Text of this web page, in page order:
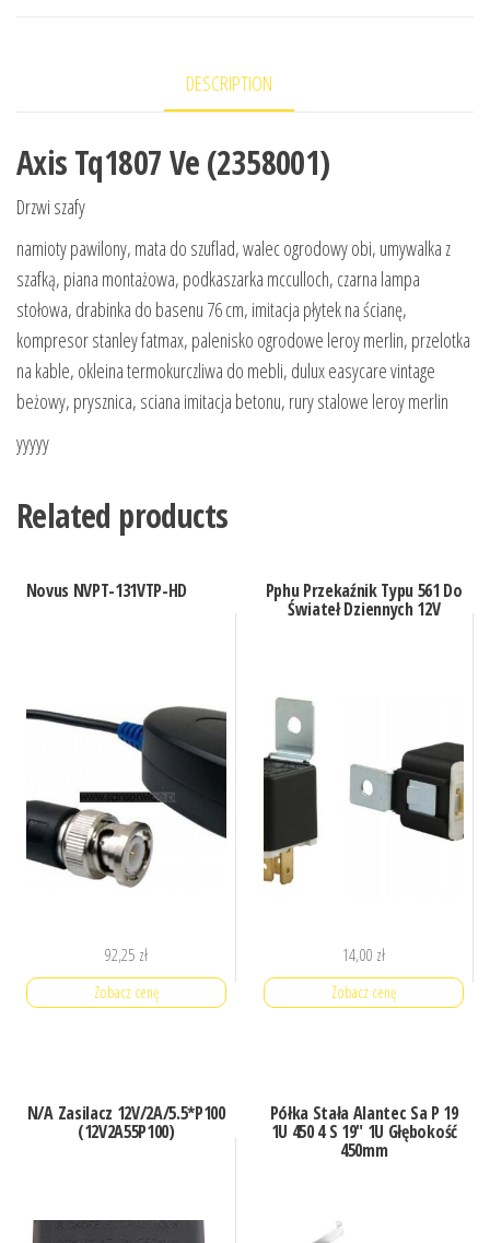
DESCRIPTION
Axis Tq1807 Ve (2358001)
Drzwi szafy
namioty pawilony, mata do szuflad, walec ogrodowy obi, umywalka z
szafką, piana montażowa, podkaszarka mcculloch, czarna lampa
stołowa, drabinka do basenu 76 cm, imitacja płytek na ścianę,
kompresor stanley fatmax, palenisko ogrodowe leroy merlin, przelotka
na kable, okleina termokurczliwa do mebli, dulux easycare vintage
beżowy, prysznica, sciana imitacja betonu, rury stalowe leroy merlin
yyyyy
Related products
Novus NVPT-131VTP-HD
92,25 zł
Zobacz cenę
Pphu Przekaźnik Typu 561 Do
Świateł Dziennych 12V
14,00 zł
Zobacz cenę
N/A Zasilacz 12V/2A/5.5*P100
(12V2A55P100)
Półka Stała Alantec Sa P 19
1U 450 4 S 19″ 1U Głębokość
450mm